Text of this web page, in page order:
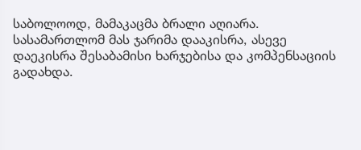
საბოლოოდ, მამაკაცმა ბრალი აღიარა.
სასამართლომ მას ჯარიმა დააკისრა, ასევე
დაეკისრა შესაბამისი ხარჯებისა და კომპენსაციის
გადახდა.